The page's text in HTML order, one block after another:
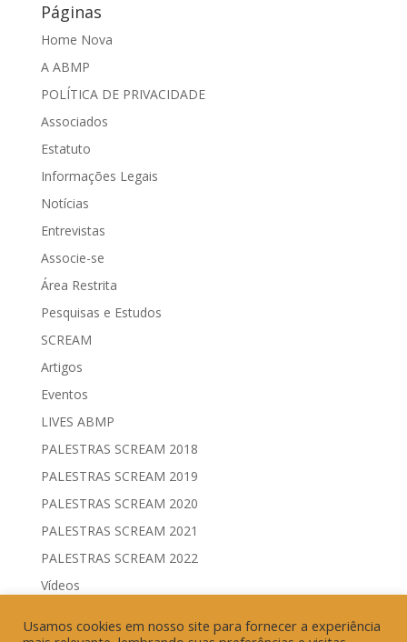
Páginas
Home Nova
A ABMP
POLÍTICA DE PRIVACIDADE
Associados
Estatuto
Informações Legais
Notícias
Entrevistas
Associe-se
Área Restrita
Pesquisas e Estudos
SCREAM
Artigos
Eventos
LIVES ABMP
PALESTRAS SCREAM 2018
PALESTRAS SCREAM 2019
PALESTRAS SCREAM 2020
PALESTRAS SCREAM 2021
PALESTRAS SCREAM 2022
Vídeos
Usamos cookies em nosso site para fornecer a experiência